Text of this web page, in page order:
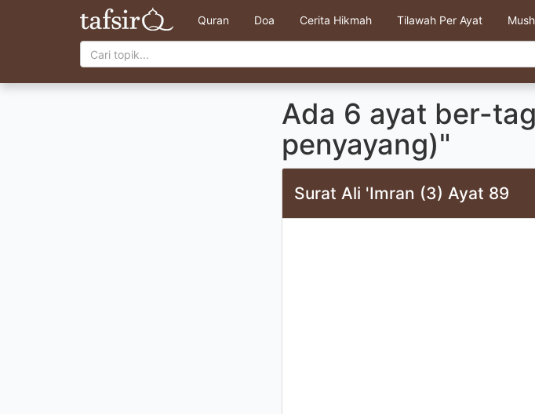
Quran Doa Cerita Hikmah Tilawah Per Ayat
Ada 6 ayat ber-
penyayang)"
Surat Ali 'Imran (3) Ayat 89